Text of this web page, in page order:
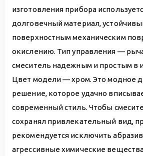
изготовления прибора
долговечный материал,
поверхностным механическим
окислению. Тип управления —
смеситель надежным и простым в
Цвет модели — хром. Это модное
решение, которое удачно
современный стиль. Чтобы
сохранял привлекательный вид,
рекомендуется исключить
агрессивные химические